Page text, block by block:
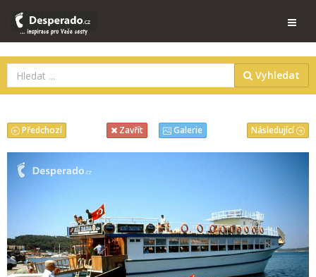
Vyhledat
Následující
Předchozí Zavřít Galerie